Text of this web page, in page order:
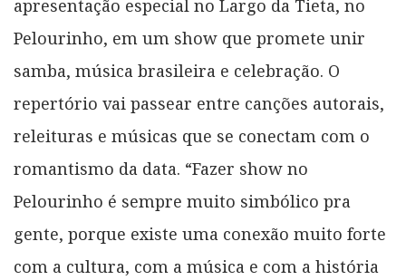
apresentação especial no Largo da Tieta, no
Pelourinho, em um show que promete unir
samba, música brasileira e celebração. O
repertório vai passear entre canções autorais,
releituras e músicas que se conectam com o
romantismo da data. “Fazer show no
Pelourinho é sempre muito simbólico pra
gente, porque existe uma conexão muito forte
com a cultura, com a música e com a história